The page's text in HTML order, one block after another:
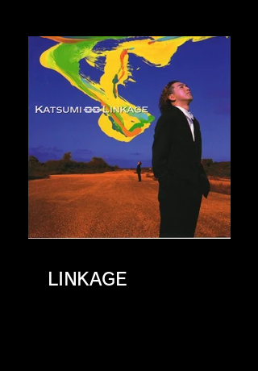
LINKAGE